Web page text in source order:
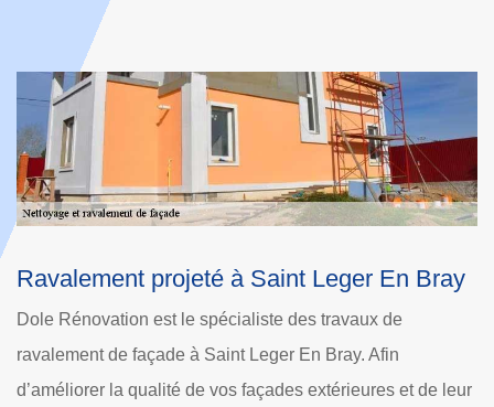
leur
Entreprise de ravalement de maison
Dole Rénovation
Si vous devez offrir un atout nouveau à votre maison,
l’équipe de ravaleur à Saint Leger En Bray s’occupe de